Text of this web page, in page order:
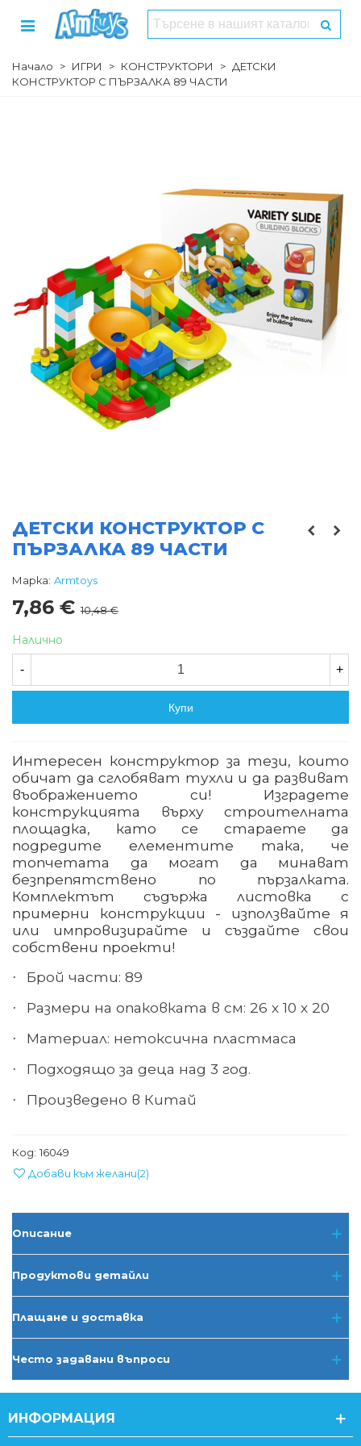
Начало > ИГРИ > КОНСТРУКТОРИ > ДЕТСКИ
КОНСТРУКТОР С ПЪРЗАЛКА 89 ЧАСТИ
ДЕТСКИ КОНСТРУКТОР С
ПЪРЗАЛКА 89 ЧАСТИ
Марка: Armtoys
7,86 € 10,48 €
Налично
- +
Купи
Интересен конструктор за тези, които
обичат да сглобяват тухли и да развиват
въображението си! Изградете
конструкцията върху строителната
площадка, като се стараете да
подредите елементите така, че
топчетата да могат да минават
безпрепятствено по пързалката.
Комплектът съдържа листовка с
примерни конструкции - използвайте я
или импровизирайте и създайте свои
собствени проекти!
· Брой части: 89
· Размери на опаковката в см: 26 х 10 х 20
· Материал: нетоксична пластмаса
· Подходящо за деца над 3 год.
· Произведено в Китай
Код: 16049
Добави към желани(2)
Описание
Продуктови детайли
Плащане и доставка
Често задавани въпроси
ИНФОРМАЦИЯ